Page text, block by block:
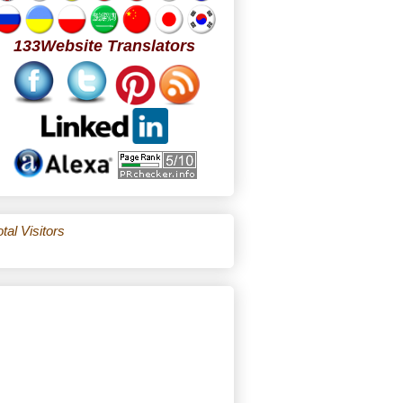
133Website Translators
Visitors